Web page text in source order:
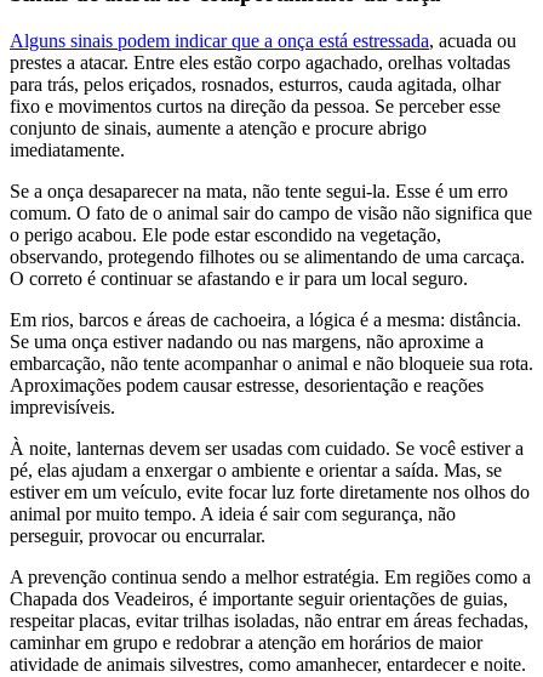
Alguns sinais podem indicar que a onça está estressada, acuada ou
prestes a atacar. Entre eles estão corpo agachado, orelhas voltadas
para trás, pelos eriçados, rosnados, esturros, cauda agitada, olhar
fixo e movimentos curtos na direção da pessoa. Se perceber esse
conjunto de sinais, aumente a atenção e procure abrigo
imediatamente.
Se a onça desaparecer na mata, não tente segui-la. Esse é um erro
comum. O fato de o animal sair do campo de visão não significa que
o perigo acabou. Ele pode estar escondido na vegetação,
observando, protegendo filhotes ou se alimentando de uma carcaça.
O correto é continuar se afastando e ir para um local seguro.
Em rios, barcos e áreas de cachoeira, a lógica é a mesma: distância.
Se uma onça estiver nadando ou nas margens, não aproxime a
embarcação, não tente acompanhar o animal e não bloqueie sua rota.
Aproximações podem causar estresse, desorientação e reações
imprevisíveis.
À noite, lanternas devem ser usadas com cuidado. Se você estiver a
pé, elas ajudam a enxergar o ambiente e orientar a saída. Mas, se
estiver em um veículo, evite focar luz forte diretamente nos olhos do
animal por muito tempo. A ideia é sair com segurança, não
perseguir, provocar ou encurralar.
A prevenção continua sendo a melhor estratégia. Em regiões como a
Chapada dos Veadeiros, é importante seguir orientações de guias,
respeitar placas, evitar trilhas isoladas, não entrar em áreas fechadas,
caminhar em grupo e redobrar a atenção em horários de maior
atividade de animais silvestres, como amanhecer, entardecer e noite.